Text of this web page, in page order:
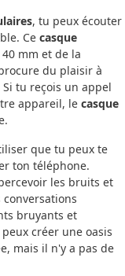
, tu peux écouter
Ce casque
mm et de la
du plaisir à
tu reçois un appel
appareil, le casque
que tu peux te
ton téléphone.
les bruits et
bruyants et
créer une oasis
mais il n'y a pas de